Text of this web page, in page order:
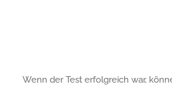
Wenn der Test erfolgreich war,